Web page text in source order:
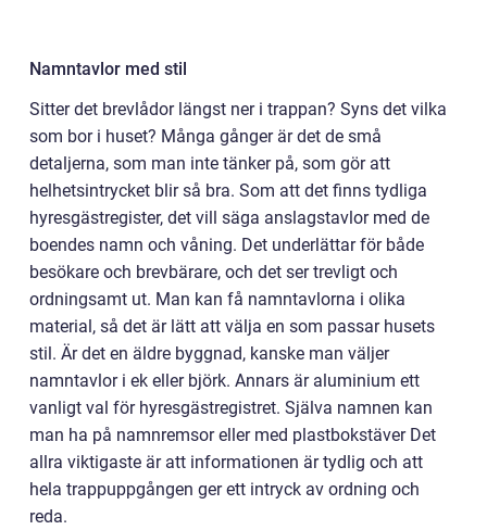
Namntavlor med stil
Sitter det brevlådor längst ner i trappan? Syns det vilka
som bor i huset? Många gånger är det de små
detaljerna, som man inte tänker på, som gör att
helhetsintrycket blir så bra. Som att det finns tydliga
hyresgästregister, det vill säga anslagstavlor med de
boendes namn och våning. Det underlättar för både
besökare och brevbärare, och det ser trevligt och
ordningsamt ut. Man kan få namntavlorna i olika
material, så det är lätt att välja en som passar husets
stil. Är det en äldre byggnad, kanske man väljer
namntavlor i ek eller björk. Annars är aluminium ett
vanligt val för hyresgästregistret. Själva namnen kan
man ha på namnremsor eller med plastbokstäver Det
allra viktigaste är att informationen är tydlig och att
hela trappuppgången ger ett intryck av ordning och
reda.